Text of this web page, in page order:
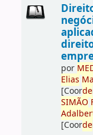
por ME
Elias
[Coorde
SIMÃO
[Coorde